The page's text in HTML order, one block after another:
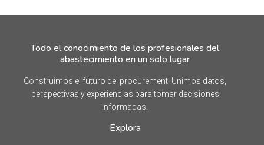
Todo el conocimiento de los profesionales del
abastecimiento en un solo lugar
Construimos el futuro del procurement. Unimos datos,
perspectivas y experiencias para tomar decisiones
informadas.
Explora